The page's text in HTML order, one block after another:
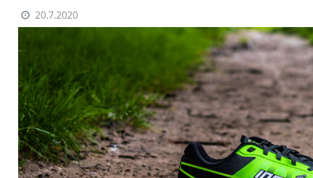
20.7.2020